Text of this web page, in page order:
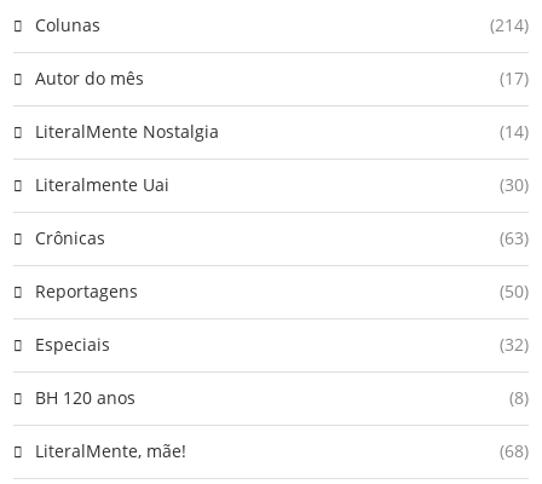
Colunas (214)
Autor do mês (17)
LiteralMente Nostalgia (14)
Literalmente Uai (30)
Crônicas (63)
Reportagens (50)
Especiais (32)
BH 120 anos (8)
LiteralMente, mãe! (68)